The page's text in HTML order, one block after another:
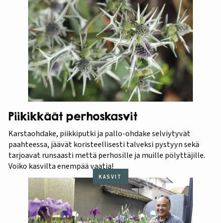
Piikikkäät perhoskasvit
Karstaohdake, piikkiputki ja pallo-ohdake selviytyvät
paahteessa, jäävät koristeellisesti talveksi pystyyn sekä
tarjoavat runsaasti mettä perhosille ja muille pölyttäjille.
Voiko kasvilta enempää vaatia!
KASVIT